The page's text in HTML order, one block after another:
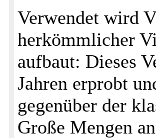
Verwendet wird
herkömmlicher
aufbaut: Dieses
Jahren erprobt
gegenüber der
Große Mengen